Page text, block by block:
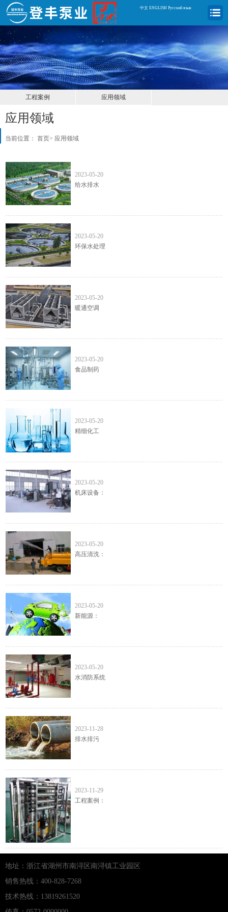
中文 |ENGLISH |Русский язык
工程案例 应用领域
应用领域
当前位置： 首页> 应用领域
2023-05-20
给水排水
2023-05-20
环保水处理
2023-05-20
暖通空调
2023-05-20
食品制药
2023-05-20
精细化工
2023-05-20
机床设备：
2023-05-20
高压清洗：
2023-05-20
新能源：
2023-05-20
水消防系统
2023-11-28
排水排污
2023-11-29
工程案例：
地址：浙江省湖州市南浔区南浔镇工业园区
销售热线：400-828-7268
技术热线：13819261520